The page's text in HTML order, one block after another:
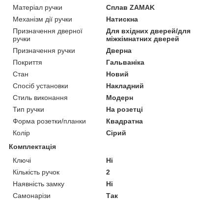
Матеріал ручки
Сплав ZAMAK
Механізм дії ручки
Натискна
Призначення дверної
ручки
Для вхідних дверей/для
міжкімнатних дверей
Призначення ручки
Дверна
Покриття
Гальваніка
Стан
Новий
Спосіб установки
Накладний
Стиль виконання
Модерн
Тип ручки
На розетці
Форма розетки/планки
Квадратна
Колір
Сірий
Комплектація
Ключі
Ні
Кількість ручок
2
Наявність замку
Ні
Самонарізи
Так